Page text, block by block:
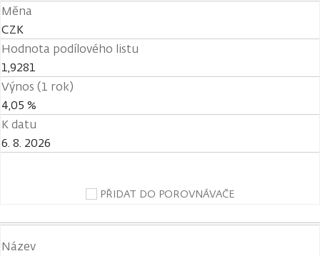
Měna
CZK
Hodnota podílového listu
1,9281
Výnos (1 rok)
4,05 %
K datu
6. 8. 2026
PŘIDAT DO POROVNÁVAČE
Název